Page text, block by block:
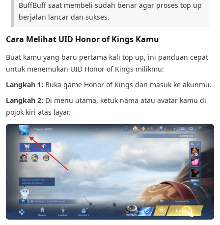
BuffBuff saat membeli sudah benar agar proses top up
berjalan lancar dan sukses.
Cara Melihat UID Honor of Kings Kamu
Buat kamu yang baru pertama kali top up, ini panduan cepat
untuk menemukan UID Honor of Kings milikmu:
Langkah 1: Buka game Honor of Kings dan masuk ke akunmu.
Langkah 2: Di menu utama, ketuk nama atau avatar kamu di
pojok kiri atas layar.